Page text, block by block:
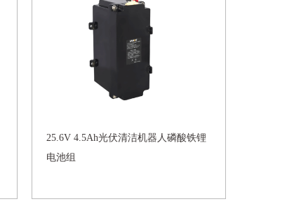
25.6V 4.5Ah光伏清洁机器人磷酸铁锂
电池组